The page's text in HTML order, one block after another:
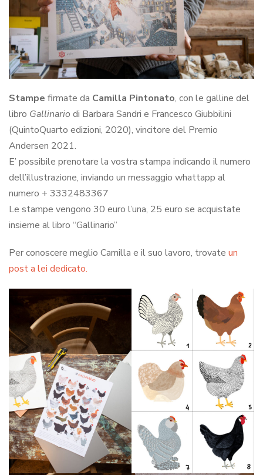
Stampe firmate da Camilla Pintonato, con le galline del
libro Gallinario di Barbara Sandri e Francesco Giubbilini
(QuintoQuarto edizioni, 2020), vincitore del Premio
Andersen 2021.
E’ possibile prenotare la vostra stampa indicando il numero
dell’illustrazione, inviando un messaggio whattapp al
numero + 3332483367
Le stampe vengono 30 euro l’una, 25 euro se acquistate
insieme al libro “Gallinario”
Per conoscere meglio Camilla e il suo lavoro, trovate un
post a lei dedicato.